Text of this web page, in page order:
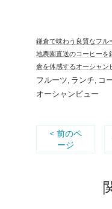
鎌倉で味わう良質なフル
地農園直送のコーヒーを
倉を体感するオーシャン
フルーツ ランチ コ
オーシャンビュー
< 前のペ
ージ